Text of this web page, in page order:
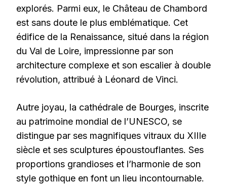
explorés. Parmi eux, le Château de Chambord
est sans doute le plus emblématique. Cet
édifice de la Renaissance, situé dans la région
du Val de Loire, impressionne par son
architecture complexe et son escalier à double
révolution, attribué à Léonard de Vinci.
Autre joyau, la cathédrale de Bourges, inscrite
au patrimoine mondial de l’UNESCO, se
distingue par ses magnifiques vitraux du XIIIe
siècle et ses sculptures époustouflantes. Ses
proportions grandioses et l’harmonie de son
style gothique en font un lieu incontournable.